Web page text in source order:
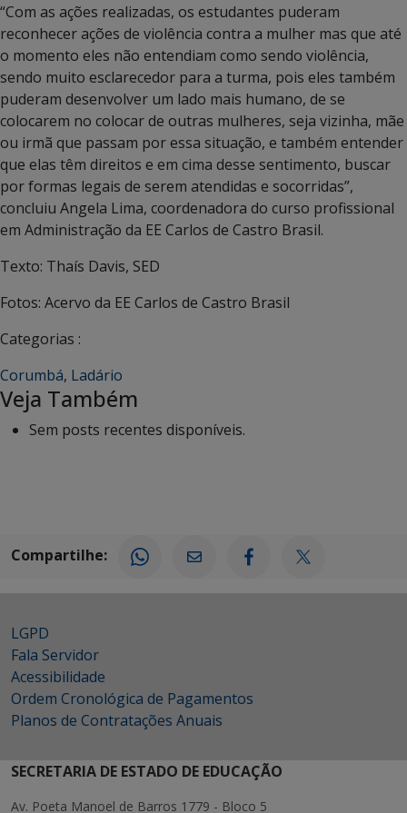
“Com as ações realizadas, os estudantes puderam
reconhecer ações de violência contra a mulher mas que até
o momento eles não entendiam como sendo violência,
sendo muito esclarecedor para a turma, pois eles também
puderam desenvolver um lado mais humano, de se
colocarem no colocar de outras mulheres, seja vizinha, mãe
ou irmã que passam por essa situação, e também entender
que elas têm direitos e em cima desse sentimento, buscar
por formas legais de serem atendidas e socorridas”,
concluiu Angela Lima, coordenadora do curso profissional
em Administração da EE Carlos de Castro Brasil.
Texto: Thaís Davis, SED
Fotos: Acervo da EE Carlos de Castro Brasil
Categorias :
Corumbá, Ladário
Veja Também
Sem posts recentes disponíveis.
Compartilhe:
LGPD
Fala Servidor
Acessibilidade
Ordem Cronológica de Pagamentos
Planos de Contratações Anuais
SECRETARIA DE ESTADO DE EDUCAÇÃO
Av. Poeta Manoel de Barros 1779 - Bloco 5